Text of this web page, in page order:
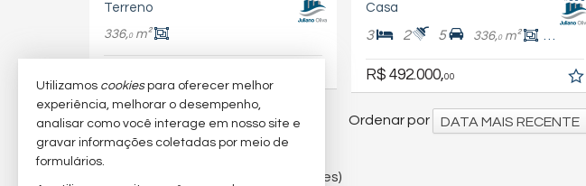
Terreno
336,0m²
Casa
3 2 5 336,0m² 140,
R$ 492.000,00
99imóveis encontrados Ordenar por DATA MAIS RECENTE
avaliações)
Utilizamos cookiespara oferecer melhor
experiência, melhorar o desempenho,
analisar como você interage em nosso site e
gravar informações coletadas por meio de
formulários.